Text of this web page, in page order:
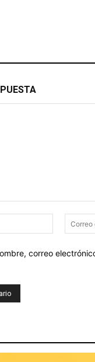
Nombre:*
correo